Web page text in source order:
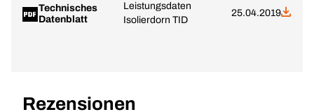
Technisches
Datenblatt
Leistungsdaten
Isolierdorn TID
25.04.2019
Rezensionen